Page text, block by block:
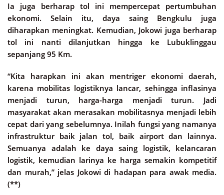
Ia juga berharap tol ini mempercepat pertumbuhan
ekonomi. Selain itu, daya saing Bengkulu juga
diharapkan meningkat. Kemudian, Jokowi juga berharap
tol ini nanti dilanjutkan hingga ke Lubuklinggau
sepanjang 95 Km.
“Kita harapkan ini akan mentriger ekonomi daerah,
karena mobilitas logistiknya lancar, sehingga inflasinya
menjadi turun, harga-harga menjadi turun. Jadi
masyarakat akan merasakan mobilitasnya menjadi lebih
cepat dari yang sebelumnya. Inilah fungsi yang namanya
infrastruktur baik jalan tol, baik airport dan lainnya.
Semuanya adalah ke daya saing logistik, kelancaran
logistik, kemudian larinya ke harga semakin kompetitif
dan murah,” jelas Jokowi di hadapan para awak media.
(**)